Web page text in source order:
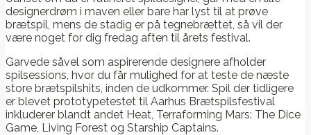
designerdrøm i maven eller bare har lyst til at prøve
brætspil, mens de stadig er på tegnebrættet, så vil der
være noget for dig fredag aften til årets festival.
Garvede såvel som aspirerende designere afholder
spilsessions, hvor du får mulighed for at teste de næste
store brætspilshits, inden de udkommer. Spil der tidligere
er blevet prototypetestet til Aarhus Brætspilsfestival
inkluderer blandt andet Heat, Terraforming Mars: The Dice
Game, Living Forest og Starship Captains.